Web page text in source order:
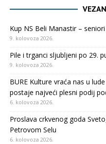
Kup NS Beli Manastir –
9. kolovoza 2026.
Pile i trganci sljubljeni po 29.
9. kolovoza 2026.
BURE Kulture vraća nas u
postaje najveći plesni podij
6. kolovoza 2026.
Proslava crkvenog goda
Petrovom Selu
6. kolovoza 2026.